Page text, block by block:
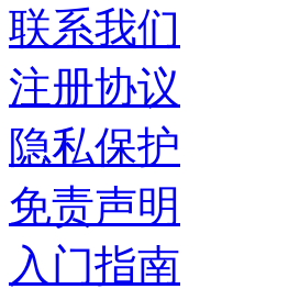
联系我们
注册协议
隐私保护
免责声明
入门指南